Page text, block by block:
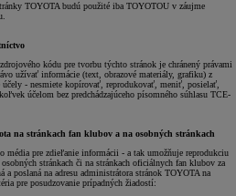
TOYOTA budú použité iba TOYOTOU v záujme
kódu pre tvorbu týchto stránok je chránený právami
užívať informácie (text, obrazové materiály, grafiku) z
účely - nesmiete kopírovať, reprodukovať, meniť, posielať,
účelom bez predchádzajúceho písomného súhlasu TCE-
na stránkach fan klubov a na osobných stránkach
média pre zdieľanie informácii - a tak umožňuje reprodukciu
stránkach či na stránkach oficiálnych fan klubov za
poslaná na adresu administrátora stránok TOYOTA na
pre posudzovanie prípadných žiadostí: